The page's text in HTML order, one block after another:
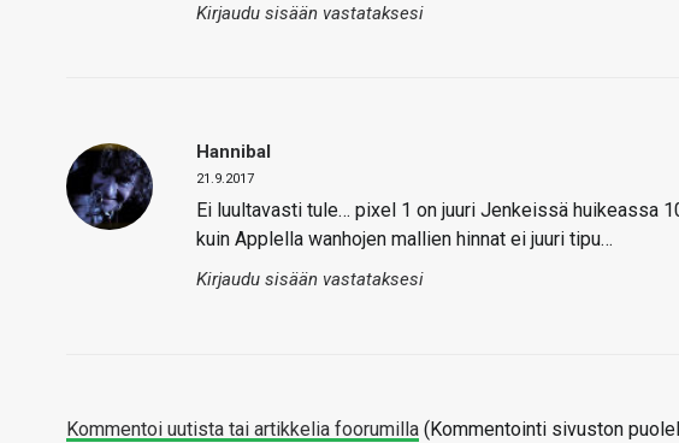
Kirjaudu sisään vastataksesi
Hannibal
21.9.2017
Ei luultavasti tule… pixel 1 on juuri Jenkeissä huikeassa
kuin Applella wanhojen mallien hinnat ei juuri tipu…
Kirjaudu sisään vastataksesi
Kommentoi uutista tai artikkelia foorumilla (Kommentointi sivuston